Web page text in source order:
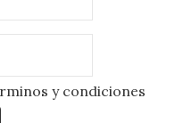
y condiciones